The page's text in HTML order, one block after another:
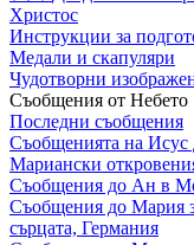
Христос
Инструкции за
Медали и скапуляри
Чудотворни
Съобщения от Небето
Последни съобщения
Съобщенията на
Мариански
Съобщения до Ан в
Съобщения до Мария
сърцата, Германия